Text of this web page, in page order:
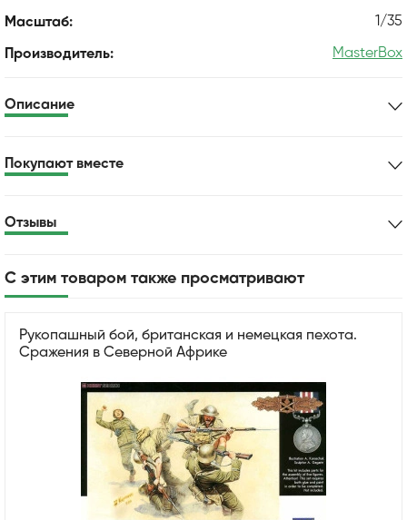
Масштаб: 1/35
Производитель: MasterBox
Описание
Покупают вместе
Отзывы
С этим товаром также просматривают
Рукопашный бой, британская и немецкая пехота.
Сражения в Северной Африке